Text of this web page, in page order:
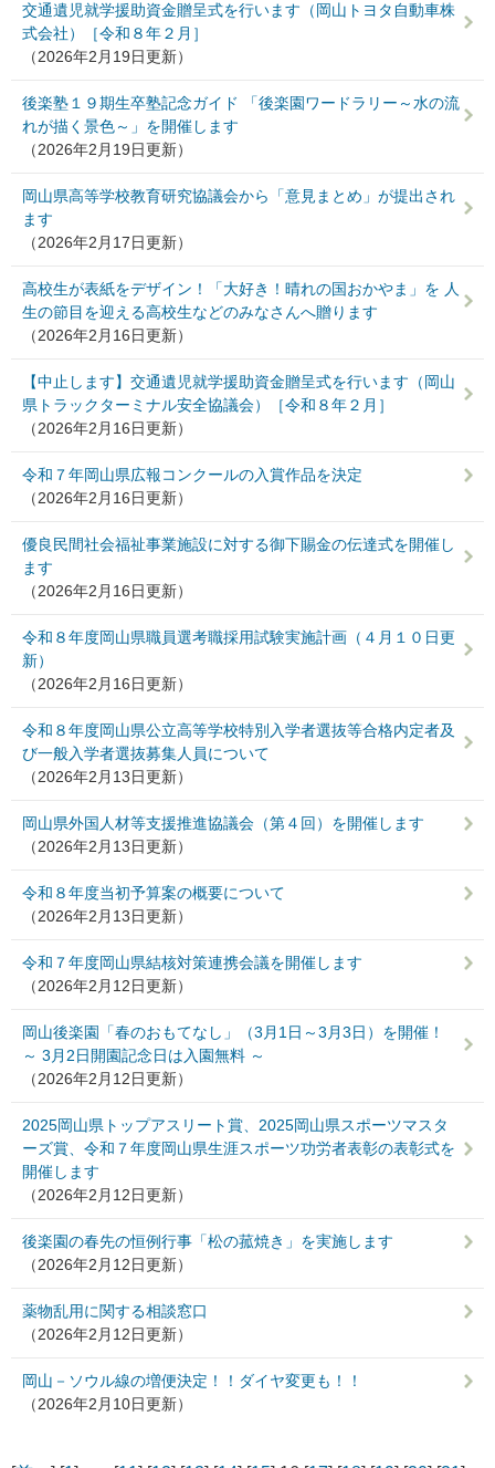
交通遺児就学援助資金贈呈式を行います（岡山トヨタ自動車株
式会社）［令和８年２月］
（2026年2月19日更新）
後楽塾１９期生卒塾記念ガイド 「後楽園ワードラリー～水の流
れが描く景色～」を開催します
（2026年2月19日更新）
岡山県高等学校教育研究協議会から「意見まとめ」が提出され
ます
（2026年2月17日更新）
高校生が表紙をデザイン！「大好き！晴れの国おかやま」を 人
生の節目を迎える高校生などのみなさんへ贈ります
（2026年2月16日更新）
【中止します】交通遺児就学援助資金贈呈式を行います（岡山
県トラックターミナル安全協議会）［令和８年２月］
（2026年2月16日更新）
令和７年岡山県広報コンクールの入賞作品を決定
（2026年2月16日更新）
優良民間社会福祉事業施設に対する御下賜金の伝達式を開催し
ます
（2026年2月16日更新）
令和８年度岡山県職員選考職採用試験実施計画（４月１０日更
新）
（2026年2月16日更新）
令和８年度岡山県公立高等学校特別入学者選抜等合格内定者及
び一般入学者選抜募集人員について
（2026年2月13日更新）
岡山県外国人材等支援推進協議会（第４回）を開催します
（2026年2月13日更新）
令和８年度当初予算案の概要について
（2026年2月13日更新）
令和７年度岡山県結核対策連携会議を開催します
（2026年2月12日更新）
岡山後楽園「春のおもてなし」（3月1日～3月3日）を開催！
～ 3月2日開園記念日は入園無料 ～
（2026年2月12日更新）
2025岡山県トップアスリート賞、2025岡山県スポーツマスタ
ーズ賞、令和７年度岡山県生涯スポーツ功労者表彰の表彰式を
開催します
（2026年2月12日更新）
後楽園の春先の恒例行事「松の菰焼き」を実施します
（2026年2月12日更新）
薬物乱用に関する相談窓口
（2026年2月12日更新）
岡山－ソウル線の増便決定！！ダイヤ変更も！！
（2026年2月10日更新）